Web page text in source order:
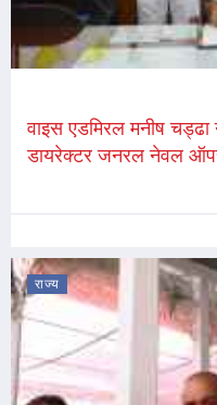
वाइस एडमिरल मनीष चड्ढा
डायरेक्टर जनरल नेवल
राज्य